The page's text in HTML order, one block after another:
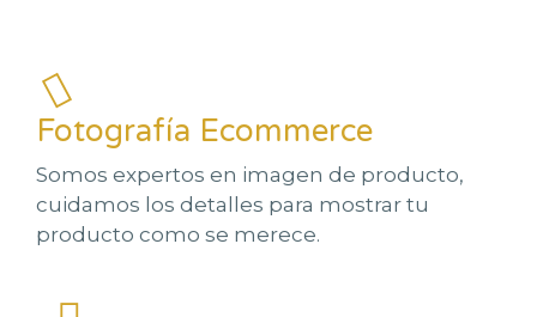
Fotografía Ecommerce
Somos expertos en imagen de producto,
cuidamos los detalles para mostrar tu
producto como se merece.